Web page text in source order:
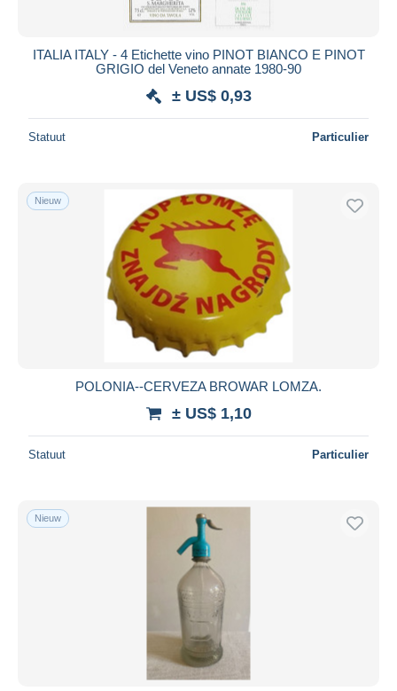
ITALIA ITALY - 4 Etichette vino PINOT BIANCO E PINOT
GRIGIO del Veneto annate 1980-90
± US$ 0,93
Statuut Particulier
Nieuw
POLONIA--CERVEZA BROWAR LOMZA.
± US$ 1,10
Statuut Particulier
Nieuw